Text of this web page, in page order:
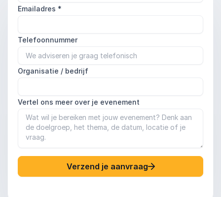
Emailadres *
Telefoonnummer
Organisatie / bedrijf
Vertel ons meer over je evenement
Verzend je aanvraag